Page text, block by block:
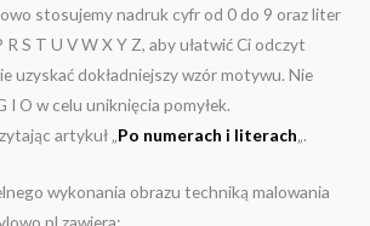
stosujemy nadruk cyfr od 0 do 9 oraz liter
R S T U V W X Y Z, aby ułatwić Ci odczyt
uzyskać dokładniejszy wzór motywu. Nie
I O w celu uniknięcia pomyłek.
artykuł „Po numerach i literach„.
wykonania obrazu techniką malowania